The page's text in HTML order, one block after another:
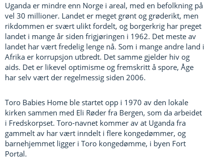
Uganda er mindre enn Norge i areal, med en befolkning på
vel 30 millioner. Landet er meget grønt og grøderikt, men
rikdommen er svært ulikt fordelt, og borgerkrig har preget
landet i mange år siden frigjøringen i 1962. Det meste av
landet har vært fredelig lenge nå. Som i mange andre land i
Afrika er korrupsjon utbredt. Det samme gjelder hiv og
aids. Det er likevel optimisme og fremskritt å spore, Åge
har selv vært der regelmessig siden 2006. ​
Toro Babies Home ble startet opp i 1970 av den lokale
kirken sammen med Eli Røder fra Bergen, som da arbeidet
i Fredskorpset. Toro-navnet kommer av at Uganda fra
gammelt av har vært inndelt i flere kongedømmer, og
barnehjemmet ligger i Toro kongedømme, i byen Fort
Portal.